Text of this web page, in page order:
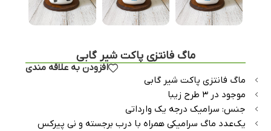
ماگ فانتزی پاکت شیر گابی
افزودن به علاقه مندی
ماگ فانتزی پاکت شیر گابی
موجود در ۳ طرح زیبا
جنس: سرامیک درجه یک وارداتی
یک‌عدد ماگ سرامیکی همراه با درب برجسته و نی پیرکس